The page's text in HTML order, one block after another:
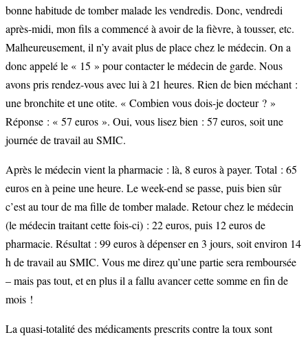
bonne habitude de tomber malade les vendredis. Donc, vendredi
après-midi, mon fils a commencé à avoir de la fièvre, à tousser, etc.
Malheureusement, il n’y avait plus de place chez le médecin. On a
donc appelé le « 15 » pour contacter le médecin de garde. Nous
avons pris rendez-vous avec lui à 21 heures. Rien de bien méchant :
une bronchite et une otite. « Combien vous dois-je docteur ? »
Réponse : « 57 euros ». Oui, vous lisez bien : 57 euros, soit une
journée de travail au SMIC.
Après le médecin vient la pharmacie : là, 8 euros à payer. Total : 65
euros en à peine une heure. Le week-end se passe, puis bien sûr
c’est au tour de ma fille de tomber malade. Retour chez le médecin
(le médecin traitant cette fois-ci) : 22 euros, puis 12 euros de
pharmacie. Résultat : 99 euros à dépenser en 3 jours, soit environ 14
h de travail au SMIC. Vous me direz qu’une partie sera remboursée
– mais pas tout, et en plus il a fallu avancer cette somme en fin de
mois !
La quasi-totalité des médicaments prescrits contre la toux sont